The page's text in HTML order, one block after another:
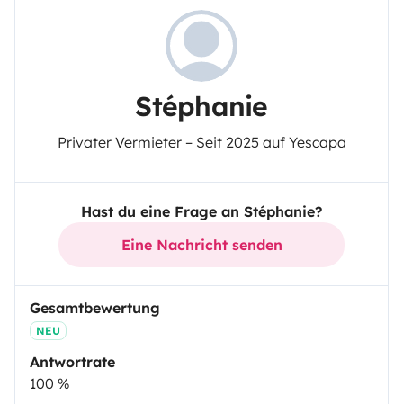
Stéphanie
Privater Vermieter – Seit 2025 auf Yescapa
Hast du eine Frage an Stéphanie?
Eine Nachricht senden
Gesamtbewertung
NEU
Antwortrate
100 %